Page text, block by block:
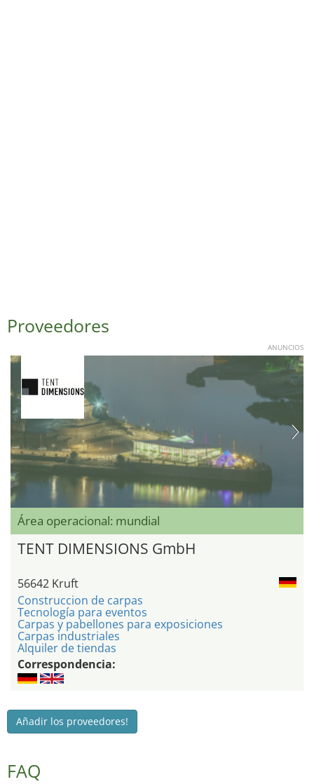
Proveedores
ANUNCIOS
Área operacional: mundial
TENT DIMENSIONS GmbH
56642 Kruft
Construccion de carpas
Tecnología para eventos
Carpas y pabellones para exposiciones
Carpas industriales
Alquiler de tiendas
Correspondencia:
Añadir los proveedores!
FAQ